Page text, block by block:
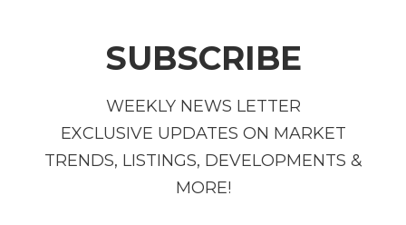
SUBSCRIBE
WEEKLY NEWS LETTER
EXCLUSIVE UPDATES ON MARKET
TRENDS, LISTINGS, DEVELOPMENTS &
MORE!